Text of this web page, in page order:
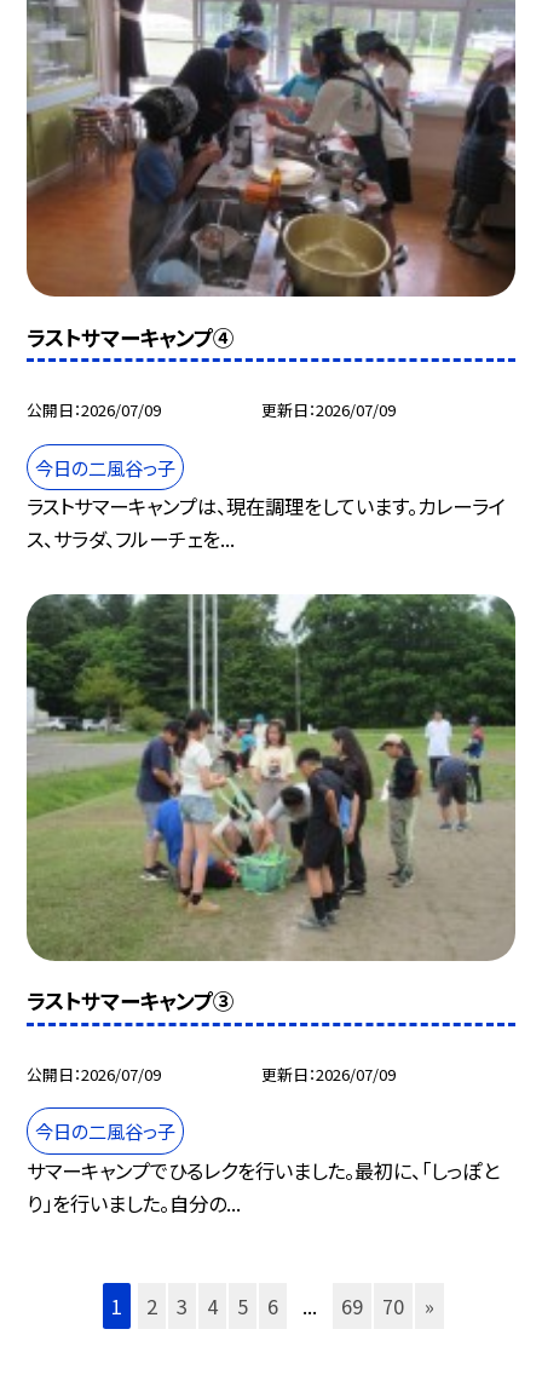
ラストサマーキャンプ④
公開日 2026/07/09 更新日 2026/07/09
今日の二風谷っ子
ラストサマーキャンプは、現在調理をしています。カレーライ
ス、サラダ、フルーチェを...
ラストサマーキャンプ③
公開日 2026/07/09 更新日 2026/07/09
今日の二風谷っ子
サマーキャンプでひるレクを行いました。最初に、「しっぽと
り」を行いました。自分の...
1 2 3 4 5 6 ... 69 70 »